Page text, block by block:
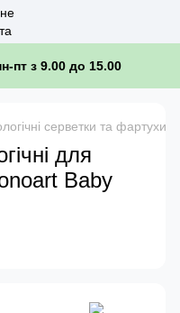
пт з 9.00 до 15.00
серветки та фартухи
для
Baby